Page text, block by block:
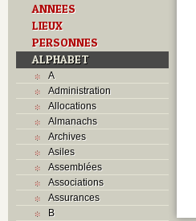
ANNEES
LIEUX
PERSONNES
ALPHABET
A
Administration
Allocations
Almanachs
Archives
Asiles
Assemblées
Associations
Assurances
B